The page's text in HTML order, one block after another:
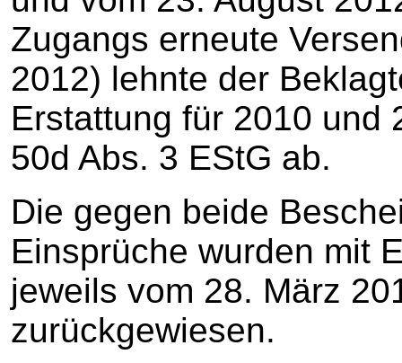
Zugangs erneute
2012) lehnte der
Erstattung für 2010 und
50d Abs. 3 EStG ab.
Die gegen beide
Einsprüche wurden mit
jeweils vom 28. März
zurückgewiesen.